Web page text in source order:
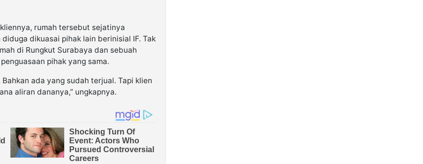
rumah tersebut sejatinya
dikuasai pihak lain berinisial IF. Tak
di Rungkut Surabaya dan sebuah
pihak yang sama.
ada yang sudah terjual. Tapi klien
aliran dananya,” ungkapnya.